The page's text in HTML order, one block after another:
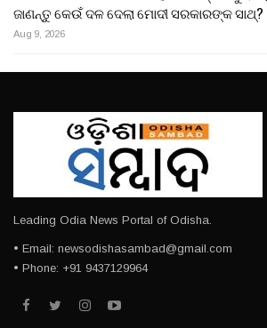
ଜାଣନ୍ତୁ କେଉଁ ଦଳ ଦେଲା ମୋଦୀ ସରକାରଙ୍କ ସାଥ୍?
Aug 9, 2026
Leading Odia News Portal of Odisha.
• Email: newsodishasambad@gmail.com
• Phone: +91 9437129964